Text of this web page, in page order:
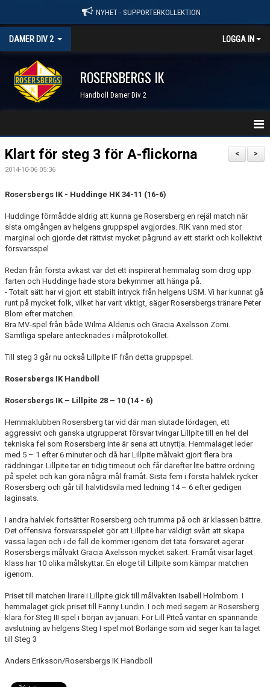
NYHET - SUPPORTERKOLLEKTION
DAMER DIV 2 LOGGA IN
ROSERSBERGS IK
Handboll Damer Div 2
STARTSIDA
NYHETER
KALENDER
TRUPPEN
SERIER & RESULTAT
KONTAKT
DOKUMENT
BILDGALLERI
MATCHER
>
<
Klart för steg 3 för A-flickorna
2014-10-06 05:36
Rosersbergs IK - Huddinge HK 34-11 (16-6)
Huddinge förmådde aldrig att kunna ge Rosersberg en rejäl match när
sista omgången av helgens gruppspel avgjordes. RIK vann med stor
marginal och gjorde det rättvist mycket pågrund av ett starkt och kollektivt
försvarsspel
Redan från första avkast var det ett inspirerat hemmalag som drog upp
farten och Huddinge hade stora bekymmer att hänga på.
- Totalt sätt har vi gjort ett stabilt intryck från helgens USM. Vi har kunnat gå
runt på mycket folk, vilket har varit viktigt, säger Rosersbergs tränare Peter
Blom efter matchen.
Bra MV-spel från både Wilma Alderus och Gracia Axelsson Zomi.
Samtliga spelare antecknades i målprotokollet.
Till steg 3 går nu också Lillpite IF från detta gruppspel.
Rosersbergs IK Handboll
Rosersbergs IK – Lillpite 28 – 10 (14 - 6)
Hemmaklubben Rosersberg tar vid där man slutade lördagen, ett
aggressivt och ganska utgrupperat försvar tvingar Lillpite till en hel del
tekniska fel som Rosersberg inte är sena att utnyttja. Hemmalaget leder
med 5 – 1 efter 6 minuter och då har Lillpite målvakt gjort flera bra
räddningar. Lillpite tar en tidig timeout och får därefter lite bättre ordning
på spelet och kan göra några mål framåt. Sista fem i första halvlek rycker
Rosersberg och går till halvtidsvila med ledning 14 – 6 efter gedigen
laginsats.
I andra halvlek fortsätter Rosersberg och trumma på och är klassen bättre.
Det offensiva försvarsspelet gör att Lillpite har väldigt svårt att skapa
vassa lägen och i de fall de kommer igenom det täta försvaret agerar
Rosersbergs målvakt Gracia Axelsson mycket säkert. Framåt visar laget
klass har 10 olika målskyttar. En eloge till Lillpite som kämpar matchen
igenom.
Priset till matchen lirare i Lillpite gick till målvakten Isabell Holmbom. I
hemmalaget gick priset till Fanny Lundin. I och med segern är Rosersberg
klara för Steg III spel i början av januari. För Lill Piteå väntar en spännande
avslutning av helgens Steg I spel mot Borlänge som vid seger kan ta laget
till Steg 3
Anders Eriksson/Rosersbergs IK Handboll